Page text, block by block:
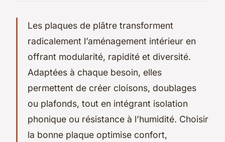
Les plaques de plâtre transforment
radicalement l’aménagement intérieur en
offrant modularité, rapidité et diversité.
Adaptées à chaque besoin, elles
permettent de créer cloisons, doublages
ou plafonds, tout en intégrant isolation
phonique ou résistance à l’humidité. Choisir
la bonne plaque optimise confort,